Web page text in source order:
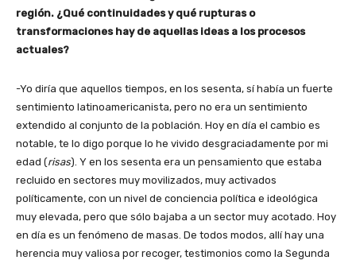
región. ¿Qué continuidades y qué rupturas o
transformaciones hay de aquellas ideas a los procesos
actuales?
-Yo diría que aquellos tiempos, en los sesenta, sí había un fuerte
sentimiento latinoamericanista, pero no era un sentimiento
extendido al conjunto de la población. Hoy en día el cambio es
notable, te lo digo porque lo he vivido desgraciadamente por mi
edad (risas). Y en los sesenta era un pensamiento que estaba
recluido en sectores muy movilizados, muy activados
políticamente, con un nivel de conciencia política e ideológica
muy elevada, pero que sólo bajaba a un sector muy acotado. Hoy
en día es un fenómeno de masas. De todos modos, allí hay una
herencia muy valiosa por recoger, testimonios como la Segunda